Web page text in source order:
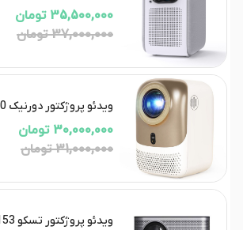
35,500,000 تومان
37,000,000 تومان
ویدئو پروژکتور دورنیک Duronic D1000
30,000,000 تومان
31,000,000 تومان
ویدئو پروژکتور تسکو TSCO TVI 153